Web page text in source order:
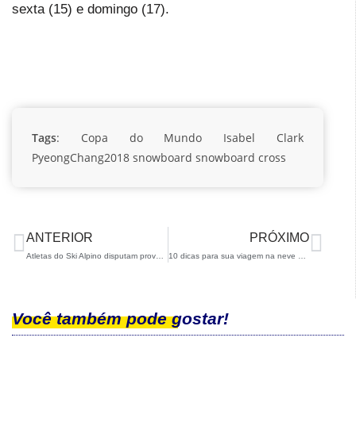
sexta (15) e domingo (17).
Tags: Copa do Mundo
Isabel Clark
PyeongChang2018 snowboard snowboard cross
ANTERIOR PRÓXIMO
Você também pode gostar!